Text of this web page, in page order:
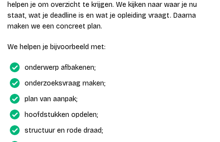
helpen je om overzicht te krijgen. We kijken naar waar je nu
staat, wat je deadline is en wat je opleiding vraagt. Daarna
maken we een concreet plan.
We helpen je bijvoorbeeld met:
onderwerp afbakenen;
onderzoeksvraag maken;
plan van aanpak;
hoofdstukken opdelen;
structuur en rode draad;